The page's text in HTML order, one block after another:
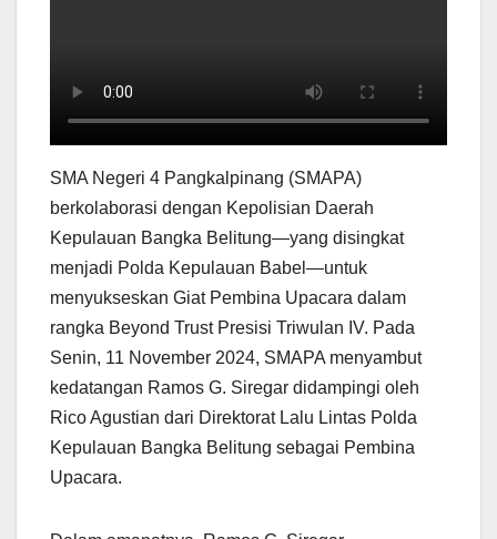
SMA Negeri 4 Pangkalpinang (SMAPA)
berkolaborasi dengan Kepolisian Daerah
Kepulauan Bangka Belitung—yang disingkat
menjadi Polda Kepulauan Babel—untuk
menyukseskan Giat Pembina Upacara dalam
rangka Beyond Trust Presisi Triwulan IV. Pada
Senin, 11 November 2024, SMAPA menyambut
kedatangan Ramos G. Siregar didampingi oleh
Rico Agustian dari Direktorat Lalu Lintas Polda
Kepulauan Bangka Belitung sebagai Pembina
Upacara.